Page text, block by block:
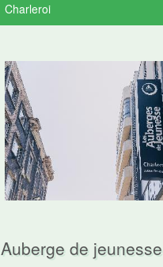
Charleroi
Auberge de jeunesse